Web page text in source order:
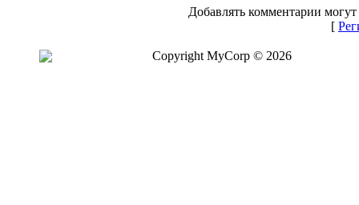
Добавлять комментарии
[
Copyright MyCorp © 2026